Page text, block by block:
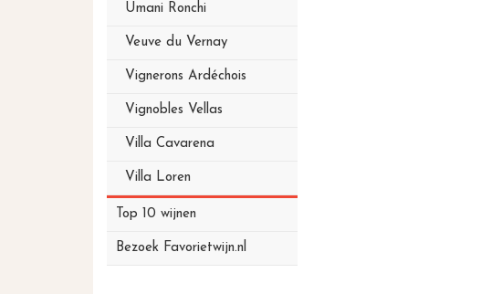
Umani Ronchi
Veuve du Vernay
Vignerons Ardéchois
Vignobles Vellas
Villa Cavarena
Villa Loren
Top 10 wijnen
Bezoek Favorietwijn.nl